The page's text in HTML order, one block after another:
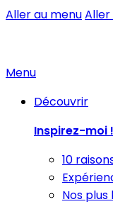
Aller au menu
Menu
Découvrir
Inspirez-moi !
10
Nos